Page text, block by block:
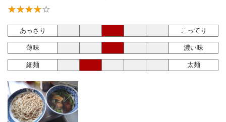
あっさり こってり
薄味 濃い味
細麺 太麺